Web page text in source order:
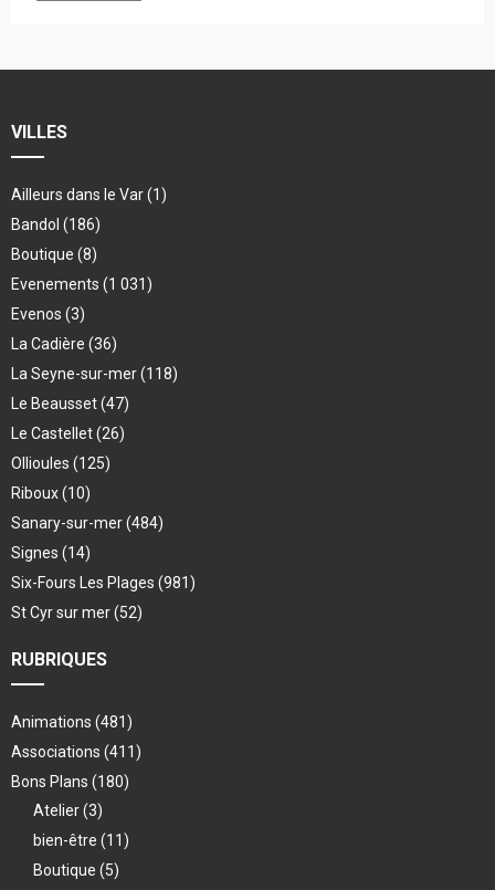
VILLES
Ailleurs dans le Var(1)
Bandol (186)
Boutique (8)
Evenements (1 031)
Evenos (3)
La Cadière (36)
La Seyne-sur-mer(118)
Le Beausset(47)
Le Castellet(26)
Ollioules (125)
Riboux(10)
Sanary-sur-mer(484)
Signes (14)
Six-Fours Les Plages (981)
St Cyr sur mer(52)
RUBRIQUES
Animations (481)
Associations (411)
Bons Plans (180)
Atelier(3)
bien-être (11)
Boutique (5)